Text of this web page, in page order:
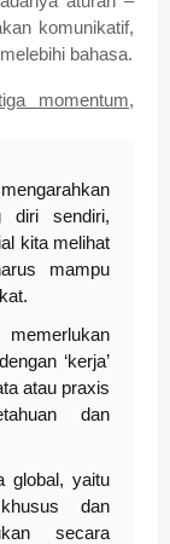
komunikatif,
bahasa.
momentum,
diri sendiri,
kita melihat
mampu
‘kerja’
atau praxis
dan
global, yaitu
dan
secara